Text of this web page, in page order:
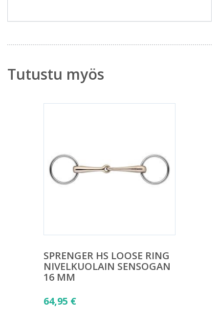
Tutustu myös
SPRENGER HS LOOSE RING
NIVELKUOLAIN SENSOGAN
16 MM
64,95 €